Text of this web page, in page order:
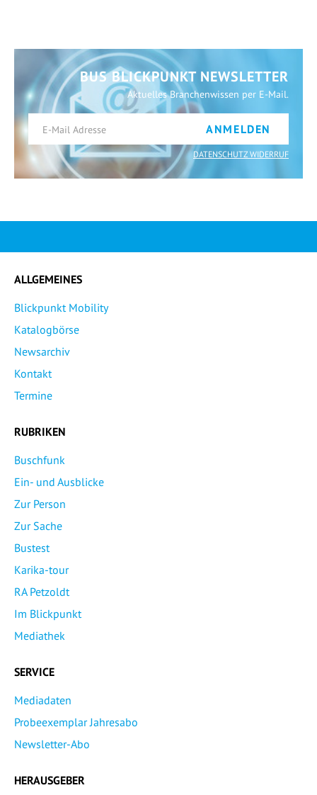
BUS BLICKPUNKT NEWSLETTER
Aktuelles Branchenwissen per E-Mail.
ANMELDEN
DATENSCHUTZ WIDERRUF
ALLGEMEINES
Blickpunkt Mobility
Katalogbörse
Newsarchiv
Kontakt
Termine
RUBRIKEN
Buschfunk
Ein- und Ausblicke
Zur Person
Zur Sache
Bustest
Karika-tour
RA Petzoldt
Im Blickpunkt
Mediathek
SERVICE
Mediadaten
Probeexemplar Jahresabo
Newsletter-Abo
HERAUSGEBER